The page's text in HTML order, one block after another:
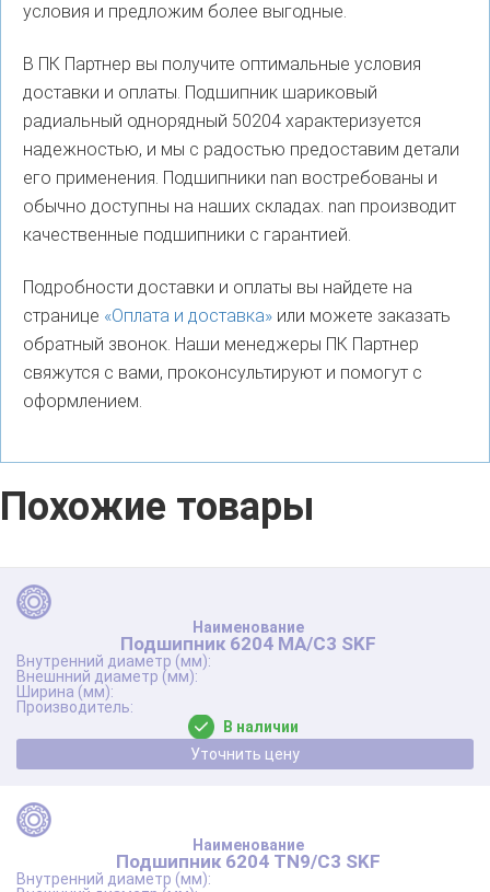
условия и предложим более выгодные.
В ПК Партнер вы получите оптимальные условия
доставки и оплаты. Подшипник шариковый
радиальный однорядный 50204 характеризуется
надежностью, и мы с радостью предоставим детали
его применения. Подшипники nan востребованы и
обычно доступны на наших складах. nan производит
качественные подшипники с гарантией.
Подробности доставки и оплаты вы найдете на
странице «Оплата и доставка» или можете заказать
обратный звонок. Наши менеджеры ПК Партнер
свяжутся с вами, проконсультируют и помогут с
оформлением.
Похожие товары
Подшипник 6204 MA/C3 SKF
В наличии
Уточнить цену
Подшипник 6204 TN9/C3 SKF